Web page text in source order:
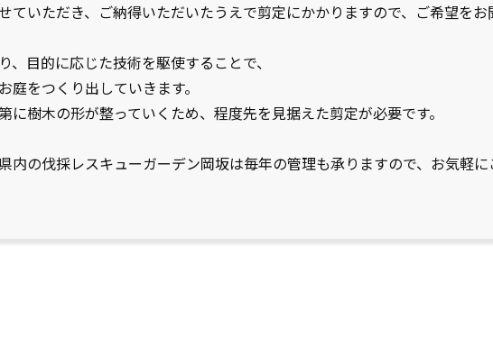
ていただき、ご納得いただいたうえで剪定にかかりますので、ご希望を
、目的に応じた技術を駆使することで、
庭をつくり出していきます。
に樹木の形が整っていくため、程度先を見据えた剪定が必要です。
内の伐採レスキューガーデン岡坂は毎年の管理も承りますので、お気軽